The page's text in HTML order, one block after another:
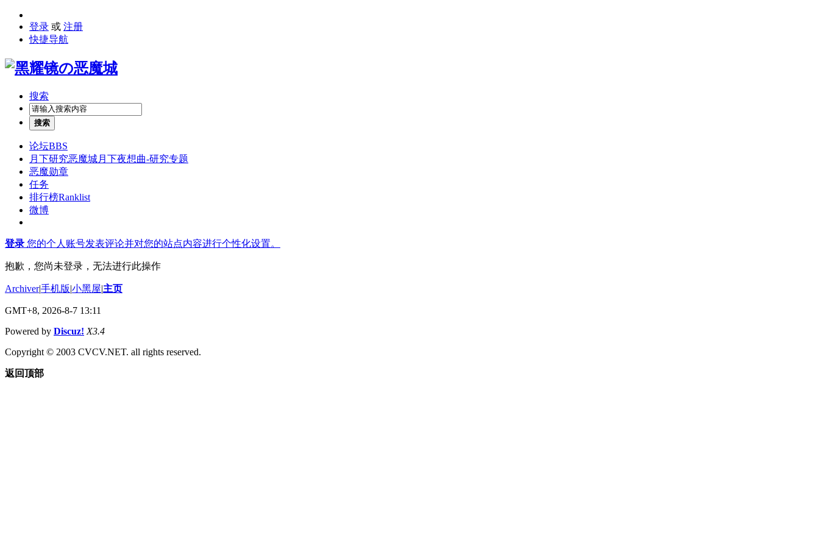
登录 或 注册
快捷导航
搜索
搜索
论坛BBS
月下研究恶魔城月下夜想曲-研究专题
恶魔勋章
任务
排行榜Ranklist
微博
登录 您的个人账号发表评论并对您的站点内容进行个性化设置。
抱歉，您尚未登录，无法进行此操作
Archiver|手机版|小黑屋|主页
GMT+8, 2026-8-7 13:11
Powered by Discuz! X3.4
Copyright © 2003 CVCV.NET. all rights reserved.
返回顶部